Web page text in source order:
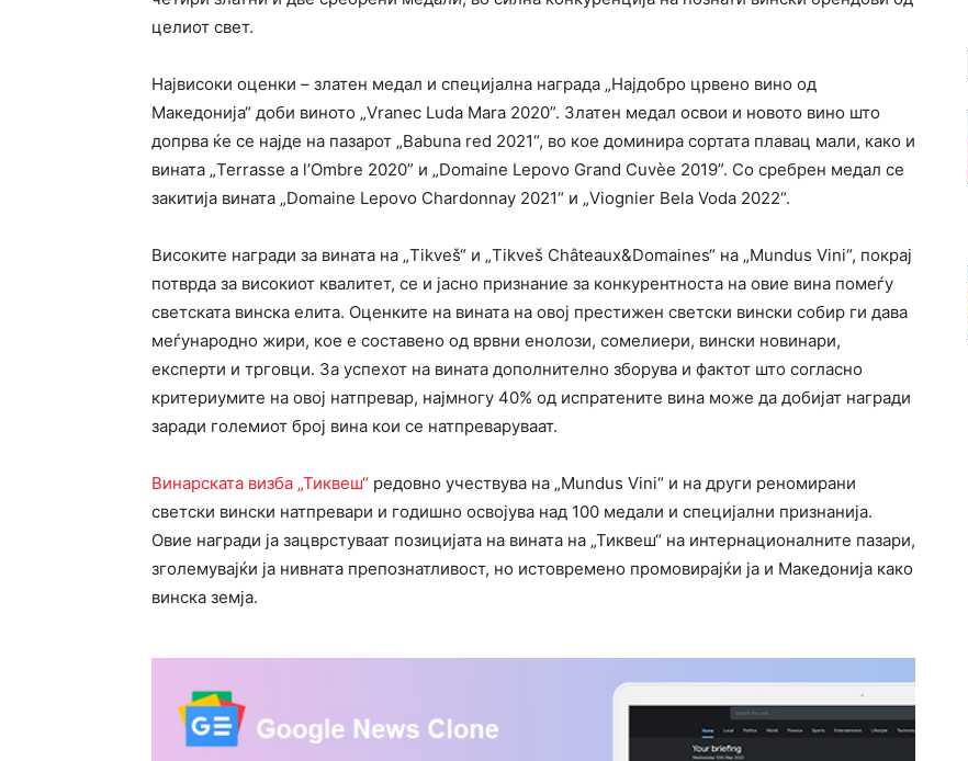
целиот свет.
Највисоки оценки – златен медал и специјална награда „Најдобро црвено вино од
Македонија“ доби виното „Vranec Luda Mara 2020”. Златен медал освои и новото вино што
допрва ќе се најде на пазарот „Babuna red 2021“, во кое доминира сортата плавац мали, како и
вината „Terrasse a l’Ombre 2020” и „Domaine Lepovo Grand Cuvѐe 2019”. Со сребрен медал се
закитија вината „Domaine Lepovo Chardonnay 2021“ и „Viognier Bela Voda 2022“.
Високите награди за вината на „Tikveš“ и „Tikveš Châteaux&Domainеs“ на „Mundus Vini“, покрај
потврда за високиот квалитет, се и јасно признание за конкурентноста на овие вина помеѓу
светската винска елита. Оценките на вината на овој престижен светски вински собир ги дава
меѓународно жири, кое е составено од врвни енолози, сомелиери, вински новинари,
експерти и трговци. За успехот на вината дополнително зборува и фактот што согласно
критериумите на овој натпревар, најмногу 40% од испратените вина може да добијат награди
заради големиот број вина кои се натпреваруваат.
Винарската визба „Тиквеш“ редовно учествува на „Mundus Vini“ и на други реномирани
светски вински натпревари и годишно освојува над 100 медали и специјални признанија.
Овие награди ја зацврстуваат позицијата на вината на „Тиквеш“ на интернационалните пазари,
зголемувајќи ја нивната препознатливост, но истовремено промовирајќи ја и Македонија како
винска земја.